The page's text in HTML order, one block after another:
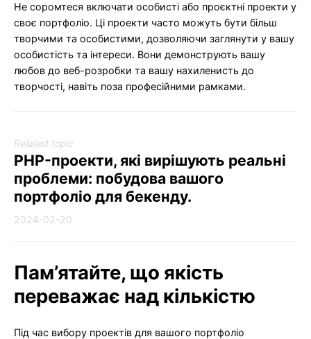
Не соромтеся включати особисті або проєктні проекти у
своє портфоліо. Ці проекти часто можуть бути більш
творчими та особистими, дозволяючи заглянути у вашу
особистість та інтереси. Вони демонструють вашу
любов до веб-розробки та вашу нахиленисть до
творчості, навіть поза професійними рамками.
Related topic
PHP-проекти, які вирішують реальні
проблеми: побудова вашого
портфоліо для бекенду.
2024-02-20
Пам’ятайте, що якість
переважає над кількістю
Під час вибору проектів для вашого портфоліо